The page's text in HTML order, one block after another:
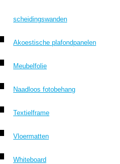
scheidingswanden
Akoestische plafondpanelen
Meubelfolie
Naadloos fotobehang
Textielframe
Vloermatten
Whiteboard